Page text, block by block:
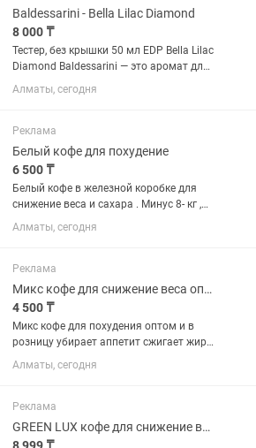
Подходит для...
Baldessarini - Bella Lilac Diamond
8 000 ₸
Тестер, без крышки 50 мл EDP Bella Lilac
Diamond Baldessarini — это аромат для
женщин, он принадлежит к группе
цветочные фруктовые. Это новое
2024 году....
Алматы, сегодня
Реклама
Белый кофе для похудение
6 500 ₸
Белый кофе в железной коробке для
снижение веса и сахара . Минус 8- кг ,
убирает аппетит дает энергию. Оптом и
в розницу. Фито аптека . Онлайн аптека
6500 акция.в...
Алматы, сегодня
Реклама
Микс кофе для снижение веса оптом и в розницу доставка
4 500 ₸
Микс кофе для похудения оптом и в
розницу убирает аппетит сжигает жир ,
снижает Сахар в крови , дает энергию
на целый день
Алматы, сегодня
Реклама
GREEN LUX кофе для снижение веса оптом и в розницу. Убирает аппетит